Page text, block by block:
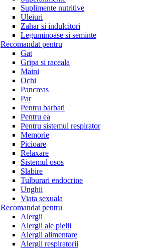
Suplimente nutritive
Uleiuri
Zahar si indulcitori
Leguminoase si seminte
Recomandat pentru
Gat
Gripa si raceala
Maini
Ochi
Pancreas
Par
Pentru barbati
Pentru ea
Pentru sistemul respirator
Memorie
Picioare
Relaxare
Sistemul osos
Slabire
Tulburari endocrine
Unghii
Viata sexuala
Recomandat pentru
Alergii
Alergii ale pielii
Alergii alimentare
Alergii respiratorii